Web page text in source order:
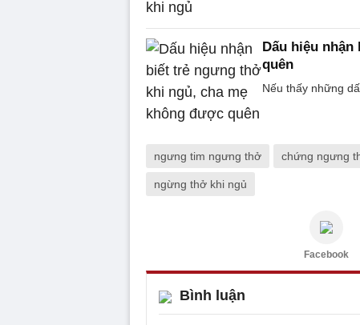
Dấu hiệu
quên
Nếu thấy những
ngưng tim ngưng thở chứng ngưng
ngừng thở khi ngủ
Facebook
Bình luận